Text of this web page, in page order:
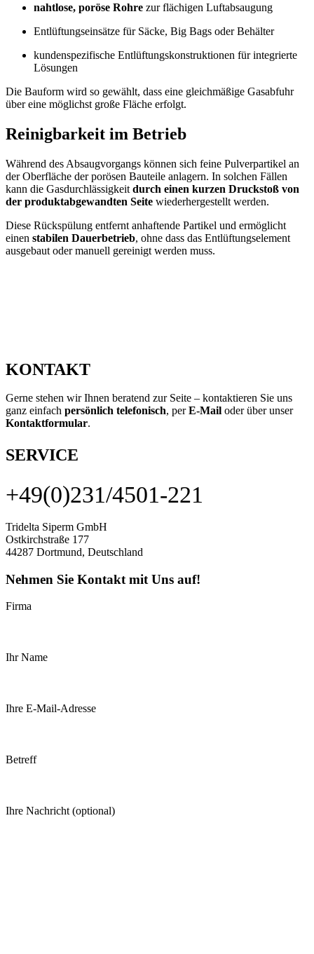
nahtlose, poröse Rohre zur flächigen Luftabsaugung
Entlüftungseinsätze für Säcke, Big Bags oder Behälter
kundenspezifische Entlüftungskonstruktionen für integrierte
Lösungen
Die Bauform wird so gewählt, dass eine gleichmäßige Gasabfuhr
über eine möglichst große Fläche erfolgt.
Reinigbarkeit im Betrieb
Während des Absaugvorgangs können sich feine Pulverpartikel an
der Oberfläche der porösen Bauteile anlagern. In solchen Fällen
kann die Gasdurchlässigkeit durch einen kurzen Druckstoß von
der produktabgewandten Seite wiederhergestellt werden.
Diese Rückspülung entfernt anhaftende Partikel und ermöglicht
einen stabilen Dauerbetrieb, ohne dass das Entlüftungselement
ausgebaut oder manuell gereinigt werden muss.
KONTAKT
Gerne stehen wir Ihnen beratend zur Seite – kontaktieren Sie uns
ganz einfach persönlich telefonisch, perE-Mail oder über unser
Kontaktformular.
SERVICE
+49(0)231/4501-221
Tridelta Siperm GmbH
Ostkirchstraße 177
44287 Dortmund, Deutschland
Nehmen Sie Kontakt mit Uns auf!
Firma
Ihr Name
Ihre E-Mail-Adresse
Betreff
Ihre Nachricht (optional)